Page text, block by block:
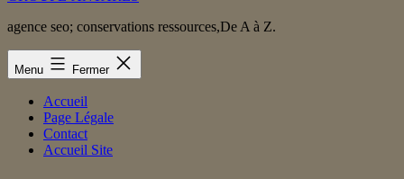
agence seo; conservations ressources,De A à Z.
Menu Fermer
Accueil
Page Légale
Contact
Accueil Site